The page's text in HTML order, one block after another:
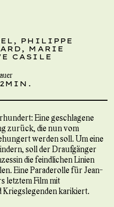
PHILIPPE
MARIE
CASILE
Eine geschlagene
zurück, die nun vom
werden soll. Um eine
soll der Draufgänger
die feindlichen Linien
Eine Paraderolle für Jean-
letztem Film mit
karikiert.